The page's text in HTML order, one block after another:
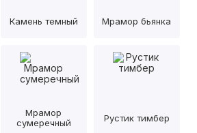
Камень темный Мрамор бьянка
Мрамор
сумеречный
Рустик тимбер